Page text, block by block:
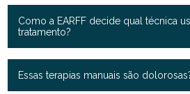
Como a EARFF decide qual técnica
tratamento?
Essas terapias manuais são